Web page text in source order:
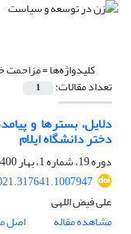
کلیدواژه‌ها =مزاحمت
تعداد مقالات: 1
دلایل، بسترها و
دختر دانشگاه ایلام
دوره 19، شماره 1، بهار 1400، صفحه
علی فیض اللهی
مشاهده مقاله
اصل